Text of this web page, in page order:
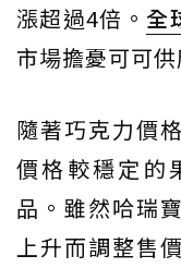
漲超過4倍。全
市場擔憂可可
隨著巧克力價
價格較穩定的
品。雖然哈瑞
上升而調整售